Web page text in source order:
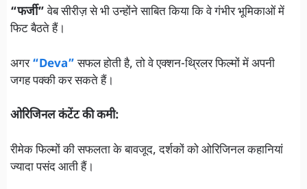
“फर्जी”वेब सीरीज़ से भी उन्होंने साबित किया कि वे गंभीर भूमिकाओं में
फिट बैठते हैं।
अगर“Deva”सफल होती है, तो वे एक्शन-थ्रिलर फिल्मों में अपनी
जगह पक्की कर सकते हैं।
ओरिजिनल कंटेंट की कमी:
रीमेक फिल्मों की सफलता के बावजूद, दर्शकों को ओरिजिनल कहानियां
ज्यादा पसंद आती हैं।